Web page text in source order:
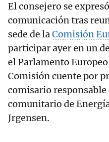
El consejero se
comunicación tras
sede de laComisión
participar ayer en un
el Parlamento
Comisión cuente por
comisario
comunitario de
Jrgensen.